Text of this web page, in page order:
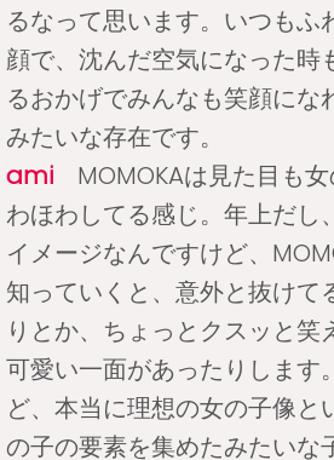
るなって思います。いつもふ
顔で、沈んだ空気になった時
るおかげでみんなも笑顔にな
みたいな存在です。
ami MOMOKAは見た目も
わほわしてる感じ。年上だし
イメージなんですけど、
知っていくと、意外と抜けて
りとか、ちょっとクスッと笑
可愛い一面があったりします
ど、本当に理想の女の子像と
の子の要素を集めたみたいな